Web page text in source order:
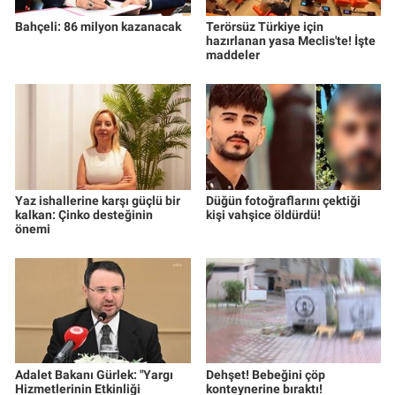
Bahçeli: 86 milyon kazanacak
Terörsüz Türkiye için
hazırlanan yasa Meclis'te! İşte
maddeler
Yaz ishallerine karşı güçlü bir
kalkan: Çinko desteğinin
önemi
Düğün fotoğraflarını çektiği
kişi vahşice öldürdü!
Adalet Bakanı Gürlek: "Yargı
Hizmetlerinin Etkinliği
Dehşet! Bebeğini çöp
konteynerine bıraktı!